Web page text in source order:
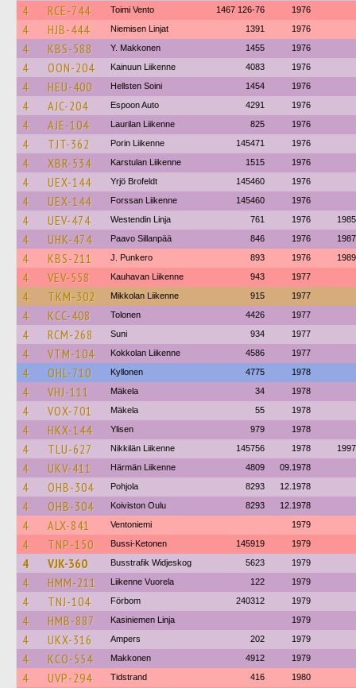
4 RCE-744 Toimi Vento 1467 126-76 1976
4 HJB-444 Niemisen Linjat 1391 1976
4 KBS-588 Y. Makkonen 1455 1976
4 OON-204 Kainuun Liikenne 4083 1976
4 HEU-400 Hellsten Soini 1454 1976
4 AJC-204 Espoon Auto 4291 1976
4 AJE-104 Laurilan Liikenne 825 1976
4 TJT-362 Porin Liikenne 145471 1976
4 XBR-534 Karstulan Liikenne 1515 1976
4 UEX-144 Yrjö Brofeldt 145460 1976
4 UEX-144 Forssan Liikenne 145460 1976
4 UEV-474 Westendin Linja 761 1976 1985
4 UHK-474 Paavo Sillanpää 846 1976 1987
4 KBS-211 J. Punkero 893 1976 1989
4 VEV-558 Kauhavan Liikenne 943 1977
4 TKM-302 Mikkolan Liikenne 915 1977
4 KCC-408 Tolonen 4426 1977
4 RCM-268 Suni 934 1977
4 VTM-104 Kokkolan Liikenne 4586 1977
4 OHL-710 Kyllonen 4775 1978
4 VHJ-111 Mäkela 34 1978
4 VOX-701 Mäkela 55 1978
4 HKX-144 Ylisen 979 1978
4 TLU-627 Nikkilän Liikenne 145756 1978 1997
4 UKV-411 Härmän Liikenne 4809 09.1978
4 OHB-304 Pohjola 8293 12.1978
4 OHB-304 Koiviston Oulu 8293 12.1978
4 ALX-841 Ventoniemi 1979
4 TNP-150 Bussi-Ketonen 145919 1979
4 VJK-360 Busstrafik Widjeskog 5623 1979
4 HMM-211 Liikenne Vuorela 122 1979
4 TNJ-104 Förbom 240312 1979
4 HMB-887 Kasiniemen Linja 1979
4 UKX-316 Ampers 202 1979
4 KCO-554 Makkonen 4912 1979
4 UVP-294 Tidstrand 416 1980